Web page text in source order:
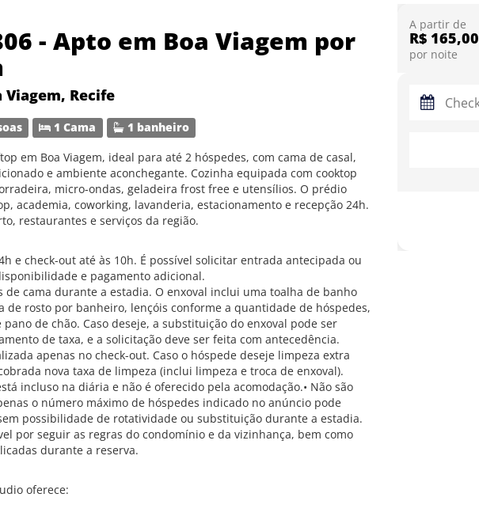
- Apto em Boa Viagem por
Viagem, Recife
1 Cama 1 banheiro
em Boa Viagem, ideal para até 2 hóspedes, com cama de casal,
e ambiente aconchegante. Cozinha equipada com cooktop
micro-ondas, geladeira frost free e utensílios. O prédio
academia, coworking, lavanderia, estacionamento e recepção 24h.
restaurantes e serviços da região.
e check-out até às 10h. É possível solicitar entrada antecipada ou
e pagamento adicional.
de cama durante a estadia. O enxoval inclui uma toalha de banho
de rosto por banheiro, lençóis conforme a quantidade de hóspedes,
de chão. Caso deseje, a substituição do enxoval pode ser
de taxa, e a solicitação deve ser feita com antecedência.
apenas no check-out. Caso o hóspede deseje limpeza extra
nova taxa de limpeza (inclui limpeza e troca de enxoval).
incluso na diária e não é oferecido pela acomodação.• Não são
o número máximo de hóspedes indicado no anúncio pode
possibilidade de rotatividade ou substituição durante a estadia.
por seguir as regras do condomínio e da vizinhança, bem como
durante a reserva.
oferece:
A partir de
R$ 165,00
por noite